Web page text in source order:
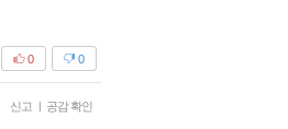
0
0
신고 | 공감 확인